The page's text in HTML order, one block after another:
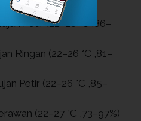
Petir (22–26 °C ,86–
Ringan (22–26 °C ,81–
Petir (22–26 °C ,85–
(22–27 °C ,73–97%)